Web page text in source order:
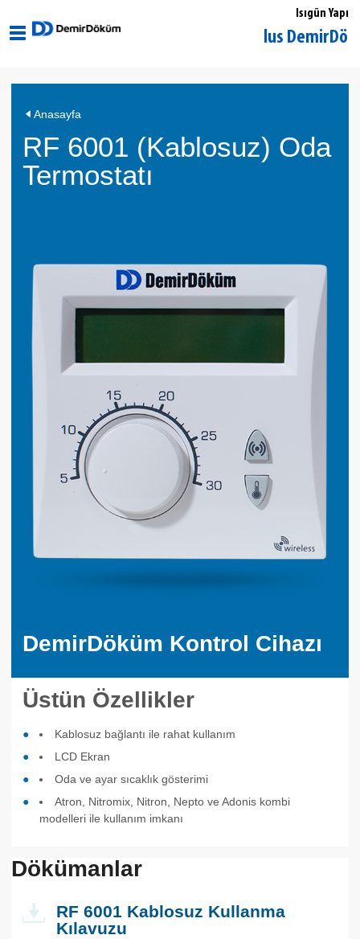
Isıgün Yapı
Ankara Ulus DemirDöküm
Anasayfa
RF 6001 (Kablosuz) Oda
Termostatı
DemirDöküm Kontrol Cihazı
Üstün Özellikler
Kablosuz bağlantı ile rahat kullanım
LCD Ekran
Oda ve ayar sıcaklık gösterimi
Atron, Nitromix, Nitron, Nepto ve Adonis kombi
modelleri ile kullanım imkanı
Dökümanlar
RF 6001 Kablosuz Kullanma
Kılavuzu